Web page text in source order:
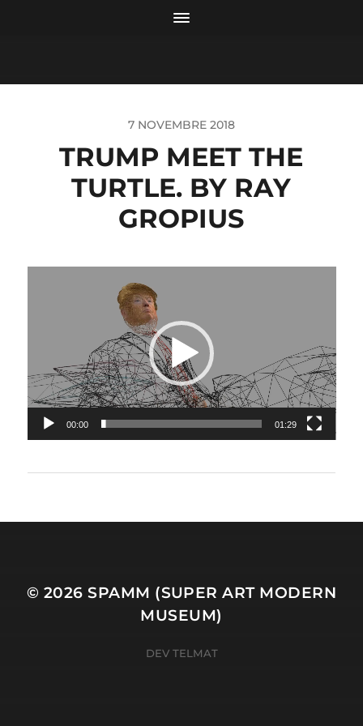
7 NOVEMBRE 2018
TRUMP MEET THE
TURTLE. BY RAY
GROPIUS
00:00 01:29
© 2026SPAMM (SUPER ART MODERN
MUSEUM)
DEV TELMAT